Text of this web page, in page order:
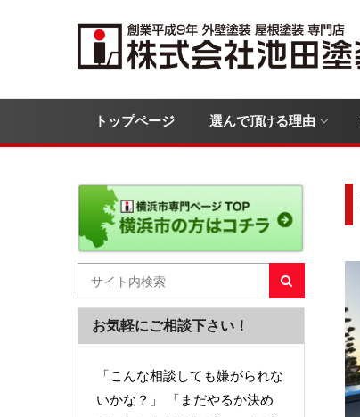
トップページ 選んで頂ける理由
お気軽にご相談下さい！
「こんな相談しても嫌がられな
いかな？」 「まだやるか決め